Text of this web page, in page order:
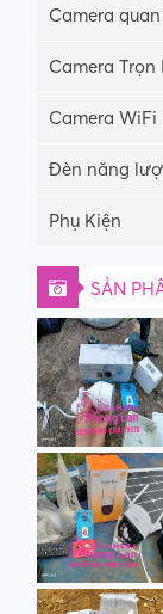
Camera
Camera Trọn
Camera WiFi
Đèn năng
Phụ Kiện
SẢN